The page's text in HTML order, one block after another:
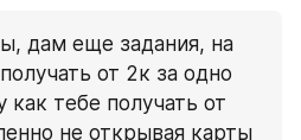
дам еще задания, на
от 2к за одно
как тебе получать от
не открывая карты